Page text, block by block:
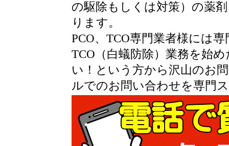
の駆除もしくは対策）の薬
ります。
PCO、TCO専門業者様には
TCO（白蟻防除）業務を始
い！という方から沢山のお
ルでのお問い合わせを専門